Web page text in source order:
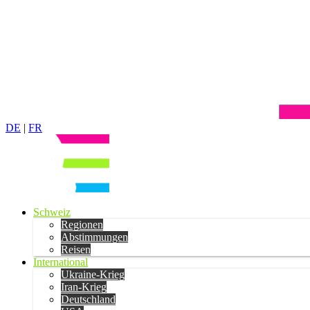
DE | FR
Schweiz
Regionen
Abstimmungen
Reisen
International
Ukraine-Krieg
Iran-Krieg
Deutschland